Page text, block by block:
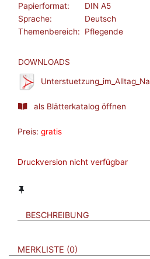
Papierformat:
DIN A5
Sprache:
Deutsch
Themenbereich:
Pflegende
DOWNLOADS
als Blätterkatalog öffnen
Preis: gratis
Druckversion nicht verfügbar
BESCHREIBUNG
VERWEISE AUF VERMERKTE-
MERKLISTE 0 BROSCHÜREN